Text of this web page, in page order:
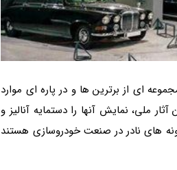
افتتاح شده است. این مرکز مجموعه ای از برترین ها و در پاره ای موارد
ملی، نمایش آنها را دستمایه آنالیز و
های نادر در صنعت خودروسازی هستند